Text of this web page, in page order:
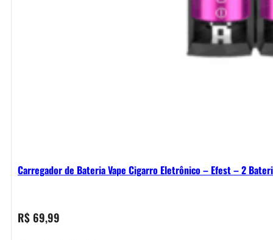
Carregador de Bateria Vape Cigarro Eletrônico – Efest – 2
R$ 69,99